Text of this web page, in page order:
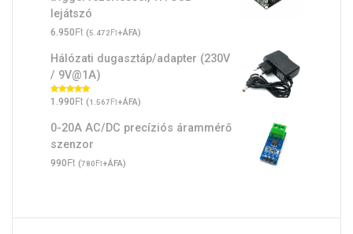
lejátszó
6.950Ft (5.472Ft+ÁFA)
Hálózati dugasztáp/adapter (230V
/ 9V@1A)
Értékelés:
5.00 / 5
1.990Ft (1.567Ft+ÁFA)
0-20A AC/DC precíziós árammérő
szenzor
990Ft (780Ft+ÁFA)